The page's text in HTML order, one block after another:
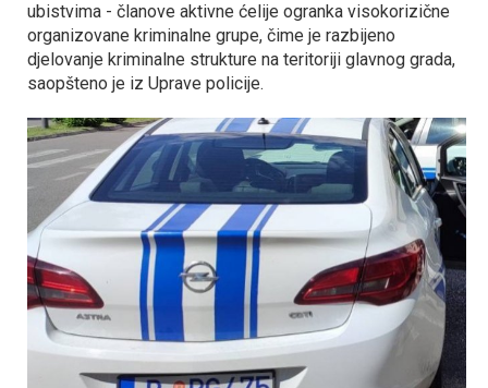
ubistvima - članove aktivne ćelije ogranka visokorizične
organizovane kriminalne grupe, čime je razbijeno
djelovanje kriminalne strukture na teritoriji glavnog grada,
saopšteno je iz Uprave policije.